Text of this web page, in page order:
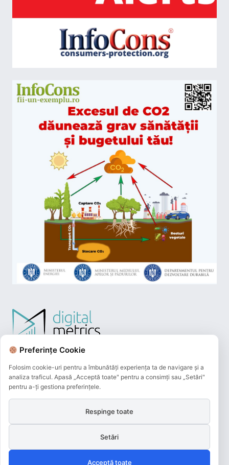
Plățile online efectuate pe acest site
sunt procesate de către Netopia Payments
și beneficiază de 3D-Secure.
Preferințe Cookie
Folosim cookie-uri pentru a îmbunătăți experiența ta de navigare și a
analiza traficul. Apasă „Acceptă toate" pentru a consimți sau „Setări"
pentru a-ți gestiona preferințele.
Respinge toate
Setări
Acceptă toate